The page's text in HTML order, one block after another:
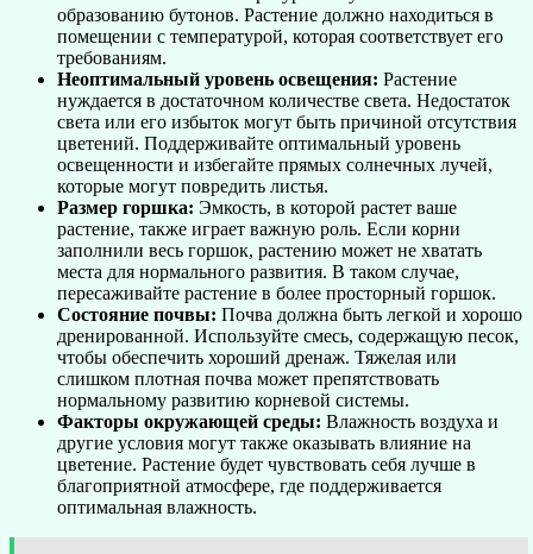
образованию бутонов. Растение должно находиться в
помещении с температурой, которая соответствует его
требованиям.
Неоптимальный уровень освещения: Растение
нуждается в достаточном количестве света. Недостаток
света или его избыток могут быть причиной отсутствия
цветений. Поддерживайте оптимальный уровень
освещенности и избегайте прямых солнечных лучей,
которые могут повредить листья.
Размер горшка: Эмкость, в которой растет ваше
растение, также играет важную роль. Если корни
заполнили весь горшок, растению может не хватать
места для нормального развития. В таком случае,
пересаживайте растение в более просторный горшок.
Состояние почвы: Почва должна быть легкой и хорошо
дренированной. Используйте смесь, содержащую песок,
чтобы обеспечить хороший дренаж. Тяжелая или
слишком плотная почва может препятствовать
нормальному развитию корневой системы.
Факторы окружающей среды: Влажность воздуха и
другие условия могут также оказывать влияние на
цветение. Растение будет чувствовать себя лучше в
благоприятной атмосфере, где поддерживается
оптимальная влажность.